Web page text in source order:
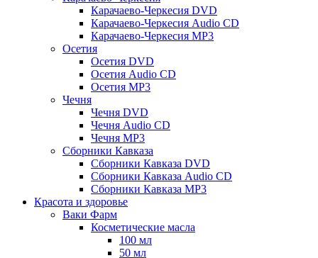
Карачаево-Черкесия DVD
Карачаево-Черкесия Audio CD
Карачаево-Черкесия MP3
Осетия
Осетия DVD
Осетия Audio CD
Осетия MP3
Чечня
Чечня DVD
Чечня Audio CD
Чечня MP3
Сборники Кавказа
Сборники Кавказа DVD
Сборники Кавказа Audio CD
Сборники Кавказа MP3
Красота и здоровье
Ваки Фарм
Косметические масла
100 мл
50 мл